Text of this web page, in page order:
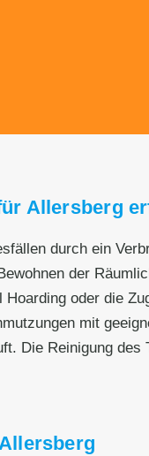
Allersberg
durch ein
der
oder die
mit
Die Reinigung